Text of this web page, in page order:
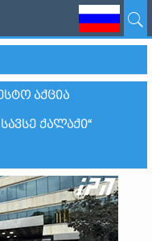
ᲐᲥᲪᲘᲐ
ᲥᲐᲚᲐᲥᲘ“